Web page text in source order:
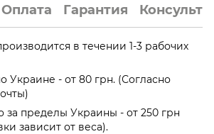
Оплата Гарантия
в течении 1-3 рабочих
Украине - от 80 грн. (Согласно
за пределы Украины - от 250 грн
зависит от веса).